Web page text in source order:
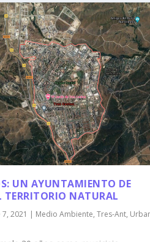
UN AYUNTAMIENTO DE
TERRITORIO NATURAL
7, 2021 | Medio Ambiente, Tres-Ant,